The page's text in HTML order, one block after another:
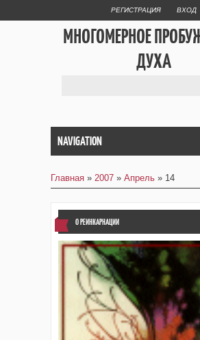
РЕГИСТРАЦИЯ ВХОД
МНОГОМЕРНОЕ
ДУХА
NAVIGATION
Главная » 2007 » Апрель » 14
О РЕИНКАРНАЦИИ